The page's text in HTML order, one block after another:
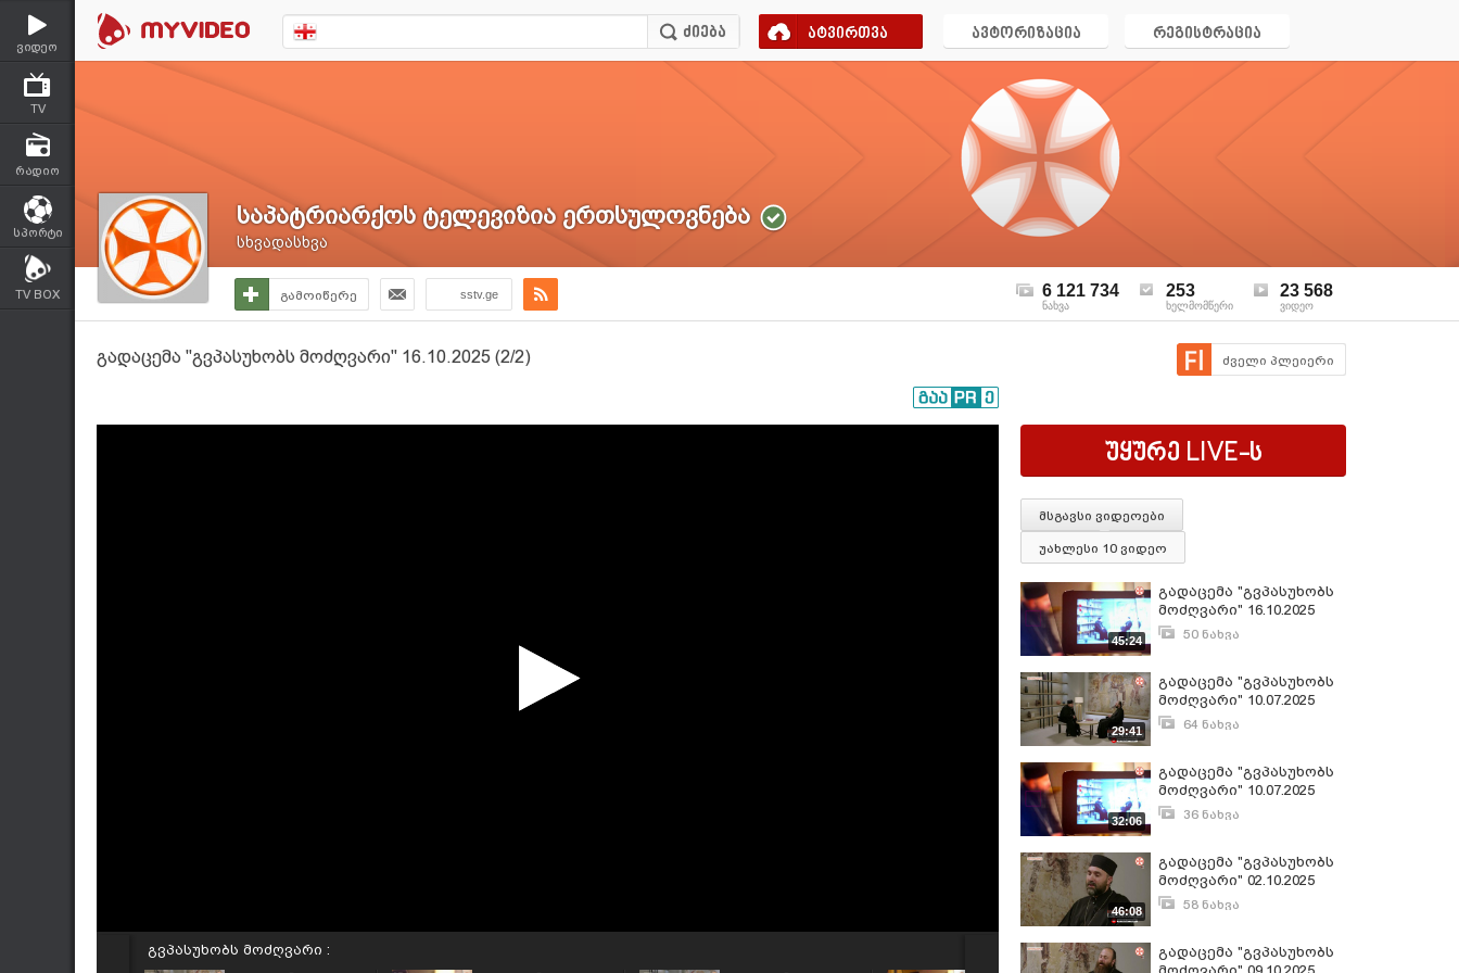
ვიდეო
TV
რადიო
სპორტი
TV BOX
ატვირთვა ავტორიზაცია რეგისტრაცია
საპატრიარქოს ტელევიზია ერთსულოვნება
სხვადასხვა
გამოიწერე sstv.ge 6 121 734
ნახვა
253
ხელმომწერი
23 568
ვიდეო
გადაცემა "გვპასუხობს მოძღვარი" 16.10.2025 (2/2) ძველი პლეიერი
გვპასუხობს მოძღვარი :
უყურე LIVE-ს
მსგავსი ვიდეოები
უახლესი 10 ვიდეო
45:24
გადაცემა "გვპასუხობს
მოძღვარი" 16.10.2025
(1/2)50 ნახვა
29:41
გადაცემა "გვპასუხობს
მოძღვარი" 10.07.2025
(2/2)64 ნახვა
32:06
გადაცემა "გვპასუხობს
მოძღვარი" 10.07.2025
(1/2)36 ნახვა
46:08
გადაცემა "გვპასუხობს
მოძღვარი" 02.10.2025
(2/2)58 ნახვა
გადაცემა "გვპასუხობს